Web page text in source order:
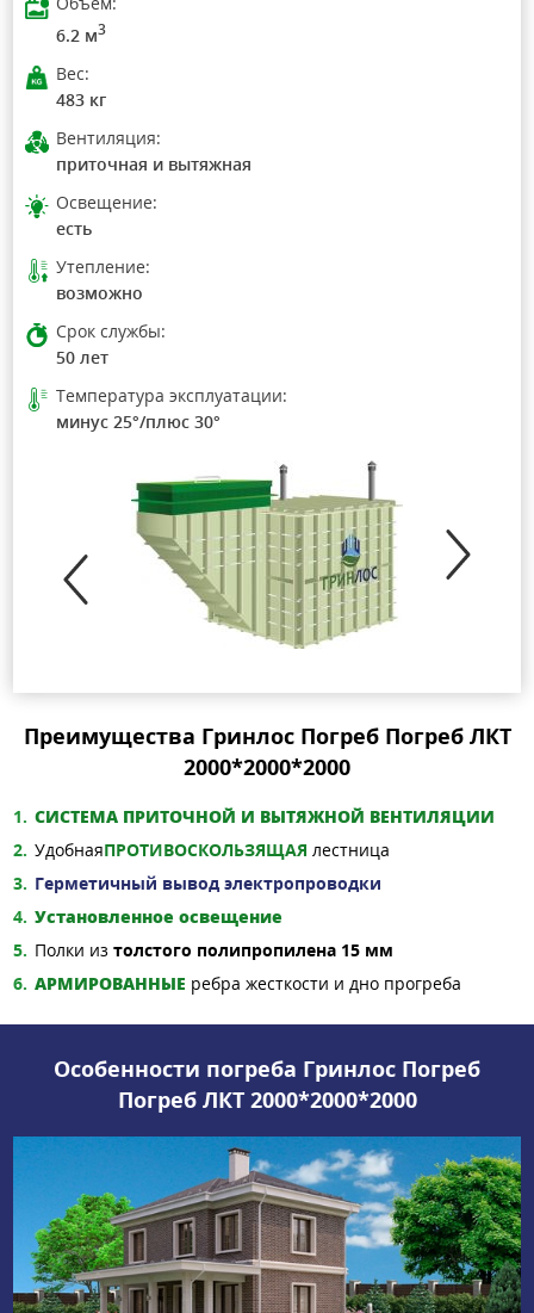
6.2 м3
Вес:
483 кг
Вентиляция:
приточная и вытяжная
Освещение:
есть
Утепление:
возможно
Срок службы:
50 лет
Температура эксплуатации:
минус 25°/плюс 30°
Преимущества Гринлос Погреб Погреб ЛКТ
2000*2000*2000
СИСТЕМА ПРИТОЧНОЙ И ВЫТЯЖНОЙ ВЕНТИЛЯЦИИ
УдобнаяПРОТИВОСКОЛЬЗЯЩАЯ лестница
Герметичный вывод электропроводки
Установленное освещение
Полки из толстого полипропилена 15 мм
АРМИРОВАННЫЕ ребра жесткости и дно прогреба
Особенности погреба Гринлос Погреб
Погреб ЛКТ 2000*2000*2000